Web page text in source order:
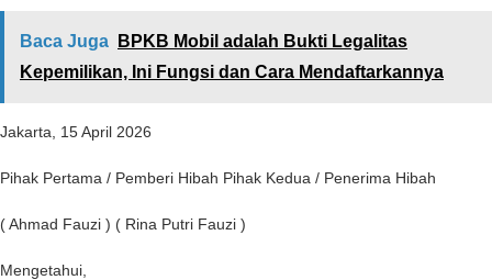
Baca Juga
BPKB Mobil adalah Bukti Legalitas
Kepemilikan, Ini Fungsi dan Cara Mendaftarkannya
Jakarta, 15 April 2026
Pihak Pertama / Pemberi Hibah Pihak Kedua / Penerima Hibah
( Ahmad Fauzi ) ( Rina Putri Fauzi )
Mengetahui,